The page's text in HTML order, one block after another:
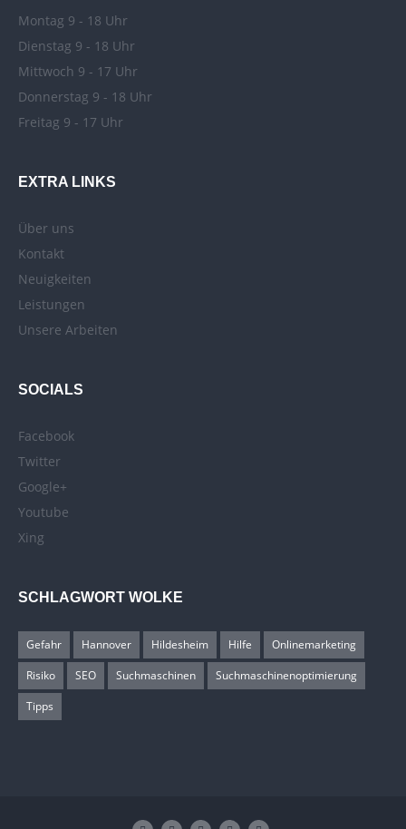
Montag 9 - 18 Uhr
Dienstag 9 - 18 Uhr
Mittwoch 9 - 17 Uhr
Donnerstag 9 - 18 Uhr
Freitag 9 - 17 Uhr
EXTRA LINKS
Über uns
Kontakt
Neuigkeiten
Leistungen
Unsere Arbeiten
SOCIALS
Facebook
Twitter
Google+
Youtube
Xing
SCHLAGWORT WOLKE
Gefahr Hannover Hildesheim Hilfe
Onlinemarketing
Risiko
SEO Suchmaschinen
Suchmaschinenoptimierung
Tipps